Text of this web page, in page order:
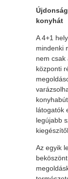
konyhát
A 4+1
mindenki
nem csak
központi
látogatók
legújabb
Az egyik